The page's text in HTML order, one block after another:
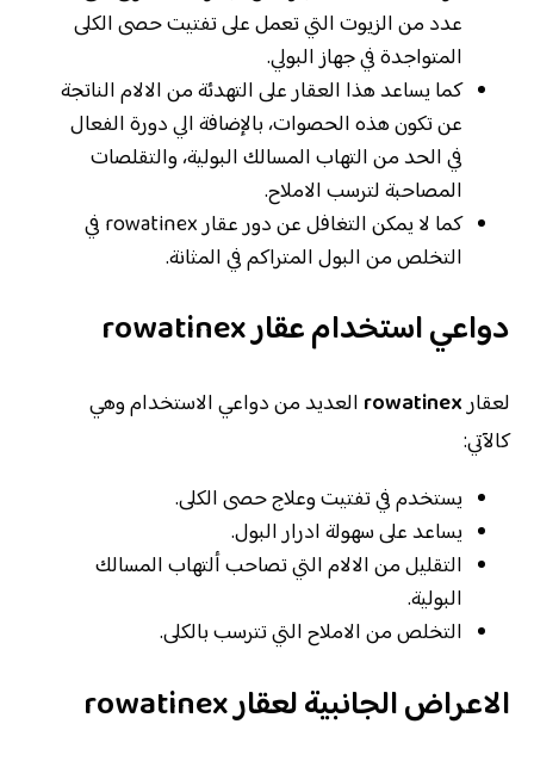
عدد من الزيوت التي تعمل على تفتيت حصى الكلى
المتواجدة في جهاز البولي.
كما يساعد هذا العقار على التهدئة من الالام الناتجة
عن تكون هذه الحصوات، بالإضافة الي دورة الفعال
في الحد من التهاب المسالك البولية، والتقلصات
المصاحبة لترسب الاملاح.
كما لا يمكن التغافل عن دور عقار rowatinex في
التخلص من البول المتراكم في المثانة.
دواعي استخدام عقارrowatinex
لعقارrowatinex العديد من دواعي الاستخدام وهي
كالآتي:
يستخدم في تفتيت وعلاج حصى الكلى.
يساعد على سهولة ادرار البول.
التقليل من الالام التي تصاحب ألتهاب المسالك
البولية.
التخلص من الاملاح التي تترسب بالكلى.
الاعراض الجانبية لعقارrowatinex